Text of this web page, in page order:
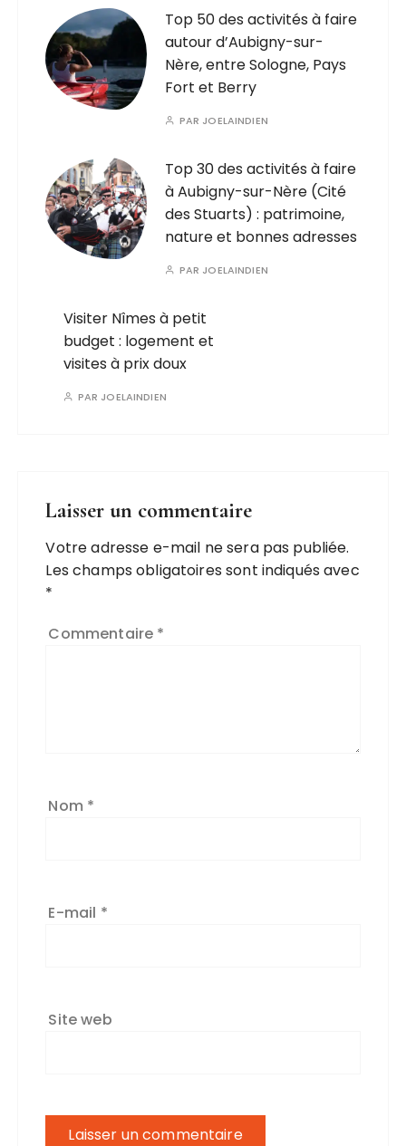
Top 50 des activités à faire
autour d’Aubigny-sur-
Nère, entre Sologne, Pays
Fort et Berry
PAR JOELAINDIEN
Top 30 des activités à faire
à Aubigny-sur-Nère (Cité
des Stuarts) : patrimoine,
nature et bonnes adresses
PAR JOELAINDIEN
Visiter Nîmes à petit
budget : logement et
visites à prix doux
PAR JOELAINDIEN
Laisser un commentaire
Votre adresse e-mail ne sera pas publiée.
Les champs obligatoires sont indiqués avec
*
Commentaire *
Nom *
E-mail *
Site web